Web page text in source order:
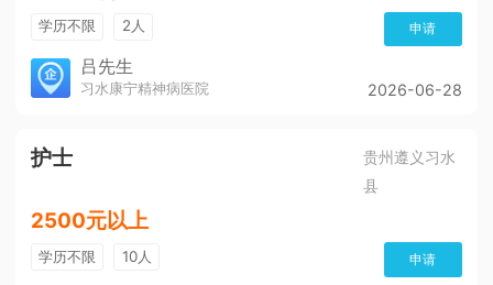
学历不限 2人 申请
吕先生
习水康宁精神病医院 2026-06-28
护士
贵州遵义习水
县
2500元以上
学历不限 10人 申请